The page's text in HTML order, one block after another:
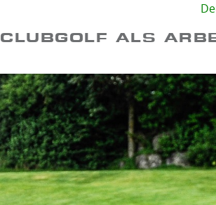
CLUBGOLF ALS